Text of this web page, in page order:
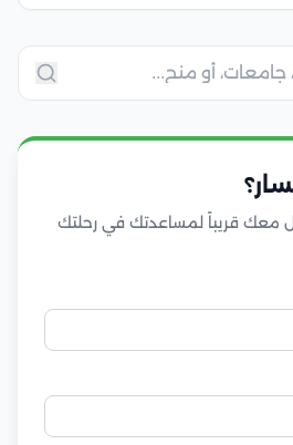
معك قريباً لمساعدتك في رحلتك